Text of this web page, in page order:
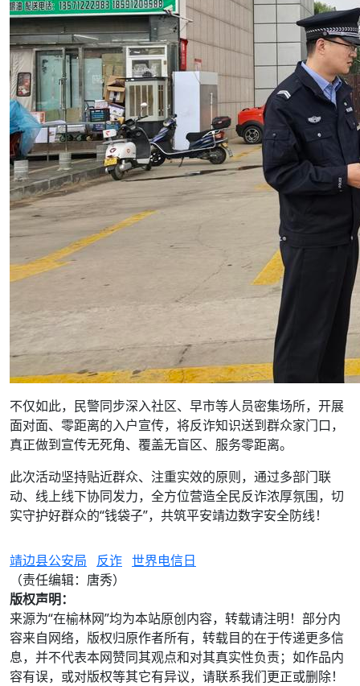
不仅如此，民警同步深入社区、早市等人员密集场所，开展
面对面、零距离的入户宣传，将反诈知识送到群众家门口，
真正做到宣传无死角、覆盖无盲区、服务零距离。
此次活动坚持贴近群众、注重实效的原则，通过多部门联
动、线上线下协同发力，全方位营造全民反诈浓厚氛围，切
实守护好群众的“钱袋子”，共筑平安靖边数字安全防线！
靖边县公安局 反诈 世界电信日
（责任编辑：唐秀）
版权声明：
来源为“在榆林网”均为本站原创内容，转载请注明！部分内
容来自网络，版权归原作者所有，转载目的在于传递更多信
息，并不代表本网赞同其观点和对其真实性负责；如作品内
容有误，或对版权等其它有异议，请联系我们更正或删除！